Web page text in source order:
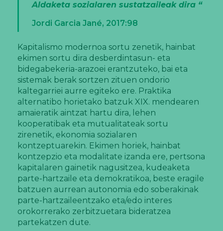
Aldaketa sozialaren sustatzaileak dira “
Jordi Garcia Jané, 2017:98
Kapitalismo modernoa sortu zenetik, hainbat
ekimen sortu dira desberdintasun- eta
bidegabekeria-arazoei erantzuteko, bai eta
sistemak berak sortzen zituen ondorio
kaltegarriei aurre egiteko ere. Praktika
alternatibo horietako batzuk XIX. mendearen
amaieratik aintzat hartu dira, lehen
kooperatibak eta mutualitateak sortu
zirenetik, ekonomia sozialaren
kontzeptuarekin. Ekimen horiek, hainbat
kontzepzio eta modalitate izanda ere, pertsona
kapitalaren gainetik nagusitzea, kudeaketa
parte-hartzaile eta demokratikoa, beste eragile
batzuen aurrean autonomia edo soberakinak
parte-hartzaileentzako eta/edo interes
orokorrerako zerbitzuetara bideratzea
partekatzen dute.